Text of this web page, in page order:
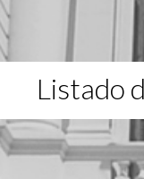
Listado